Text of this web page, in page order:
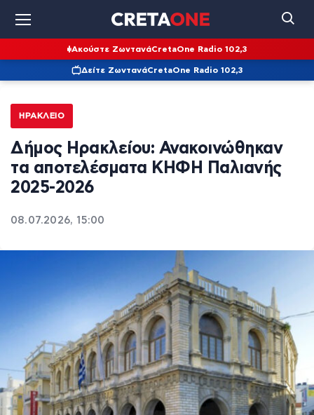
Ακούστε ΖωντανάCretaOne Radio 102,3
Δείτε ΖωντανάCretaOne Radio 102,3
ΗΡΆΚΛΕΙΟ
Δήμος Ηρακλείου: Ανακοινώθηκαν
τα αποτελέσματα ΚΗΦΗ Παλιανής
2025-2026
08.07.2026, 15:00